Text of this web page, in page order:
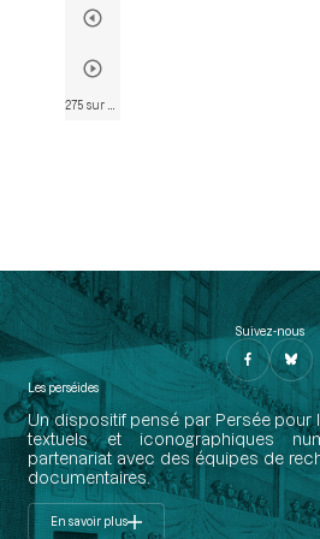
Suivez-nous
Les perséides
Un dispositif pensé par Persée
textuels et iconographiques
partenariat avec des équipes de
documentaires.
En savoir plus